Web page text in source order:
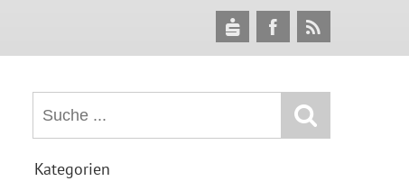
Kategorien